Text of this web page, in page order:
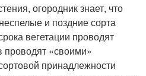
огородник знает, что
и поздние сорта
вегетации проводят
проводят «своими»
принадлежности